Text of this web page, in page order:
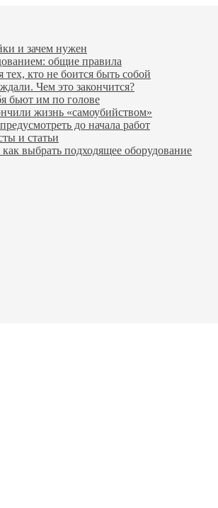
и зачем нужен
общие правила
кто не боится быть собой
Чем это закончится?
бьют им по голове
жизнь «самоубийством»
до начала работ
и статьи
выбрать подходящее оборудование